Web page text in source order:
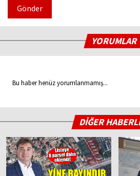
Gönder
YORUMLAR
Bu haber henüz yorumlanmamış...
DİĞER